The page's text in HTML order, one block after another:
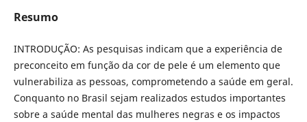
Resumo
INTRODUÇÃO: As pesquisas indicam que a experiência de
preconceito em função da cor de pele é um elemento que
vulnerabiliza as pessoas, comprometendo a saúde em geral.
Conquanto no Brasil sejam realizados estudos importantes
sobre a saúde mental das mulheres negras e os impactos